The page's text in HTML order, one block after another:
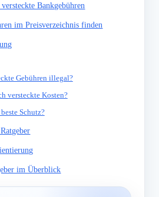
Bankgebühren
im Preisverzeichnis finden
Gebühren illegal?
versteckte Kosten?
Schutz?
im Überblick